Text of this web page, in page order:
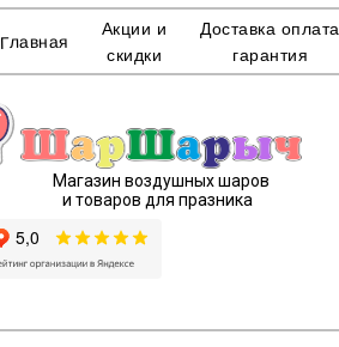
Главная
Доставка оплата
гарантия
Акции и
скидки
Магазин воздушных шаров
и товаров для празника